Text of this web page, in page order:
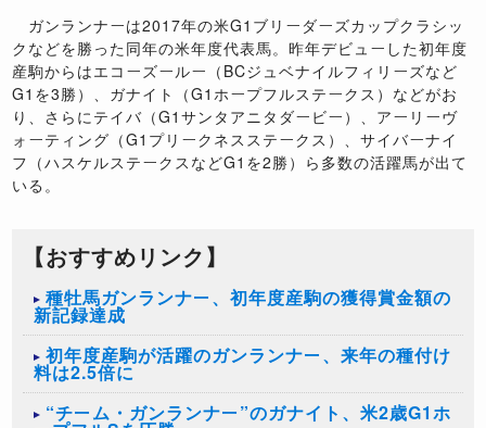
ガンランナーは2017年の米G1ブリーダーズカップクラシッ
クなどを勝った同年の米年度代表馬。昨年デビューした初年度
産駒からはエコーズールー（BCジュベナイルフィリーズなど
G1を3勝）、ガナイト（G1ホープフルステークス）などがお
り、さらにテイバ（G1サンタアニタダービー）、アーリーヴ
ォーティング（G1プリークネスステークス）、サイバーナイ
フ（ハスケルステークスなどG1を2勝）ら多数の活躍馬が出て
いる。
【おすすめリンク】
種牡馬ガンランナー、初年度産駒の獲得賞金額の
新記録達成
初年度産駒が活躍のガンランナー、来年の種付け
料は2.5倍に
“チーム・ガンランナー”のガナイト、米2歳G1ホ